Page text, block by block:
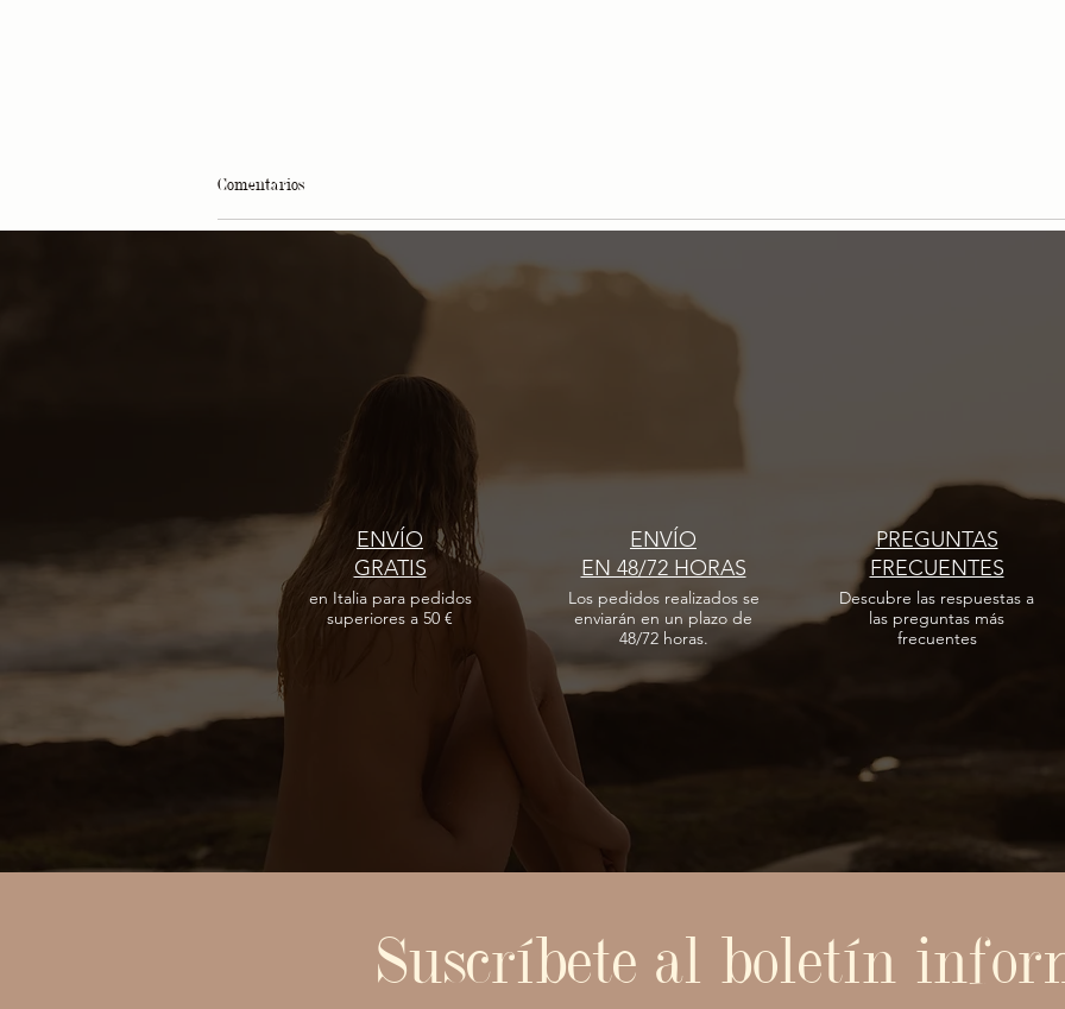
Comentarios
Escribir un comentario...
ENVÍO
GRATIS
en Italia para pedidos
superiores a 50 €
ENVÍO
EN 48/72 HORAS
Los pedidos realizados se
enviarán en un plazo de
48/72 horas.
PREGUNTAS
FRECUENTES
Descubre las respuestas a
las preguntas más
frecuentes
Suscríbete al boletín